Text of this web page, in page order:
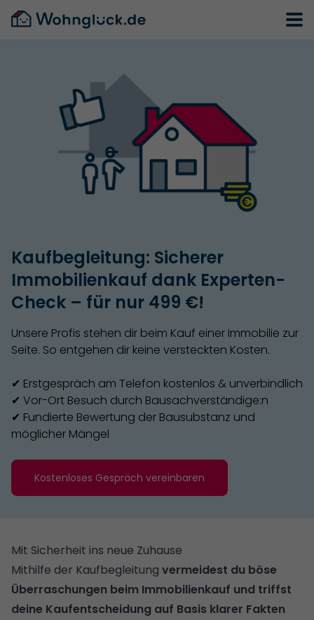
Kaufbegleitung: Sicherer
Immobilienkauf dank Experten-
Check – für nur 499 €!
Unsere Profis stehen dir beim Kauf einer Immobilie zur
Seite. So entgehen dir keine versteckten Kosten.
✔ Erstgespräch am Telefon kostenlos & unverbindlich
✔ Vor-Ort Besuch durch Bausachverständige:n
✔ Fundierte Bewertung der Bausubstanz und
möglicher Mängel
Kostenloses Gespräch vereinbaren
Mit Sicherheit ins neue Zuhause
Mithilfe der Kaufbegleitung vermeidest du böse
Überraschungen beim Immobilienkauf und triffst
deine Kaufentscheidung auf Basis klarer Fakten